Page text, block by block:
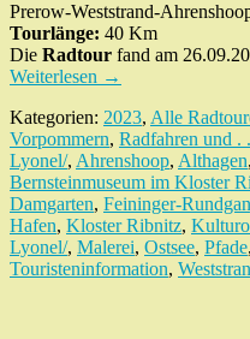
Prerow-Weststrand-
Tourlänge: 40 Km
Die Radtour fand am
Weiterlesen →
Kategorien: 2023, Alle
Vorpommern, Radfahren und .
Lyonel/, Ahrenshoop, Althagen,
Bernsteinmuseum im Kloster
Damgarten, Feininger-
Hafen, Kloster Ribnitz,
Lyonel/, Malerei, Ostsee, Pfade,
Touristeninformation,